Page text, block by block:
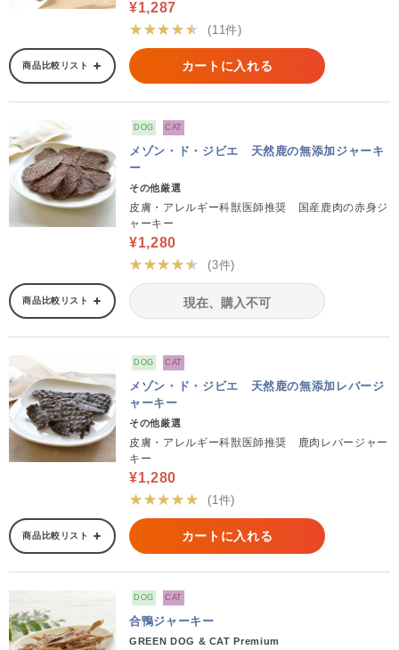
¥1,287
★★★★★
(11件)
商品比較リスト カートに入れる
DOG CAT
メゾン・ド・ジビエ 天然鹿の無添加ジャーキ
ー
その他厳選
皮膚・アレルギー科獣医師推奨 国産鹿肉の赤身ジ
ャーキー
¥1,280
★★★★★
(3件)
商品比較リスト 現在、購入不可
DOG CAT
メゾン・ド・ジビエ 天然鹿の無添加レバージ
ャーキー
その他厳選
皮膚・アレルギー科獣医師推奨 鹿肉レバージャー
キー
¥1,280
★★★★★
(1件)
商品比較リスト カートに入れる
DOG CAT
合鴨ジャーキー
GREEN DOG & CAT Premium